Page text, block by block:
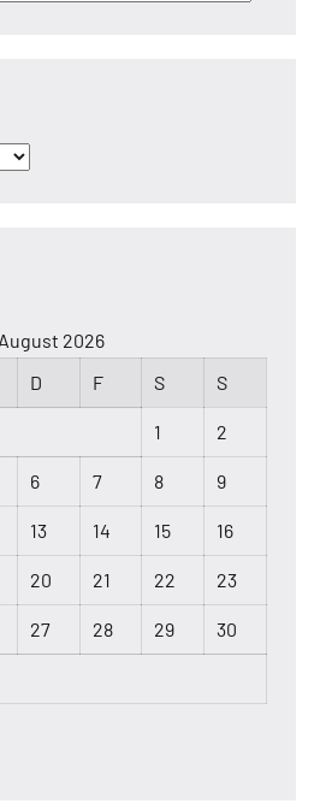
August 2026
D F S S
1 2
6 7 8 9
13 14 15 16
20 21 22 23
27 28 29 30